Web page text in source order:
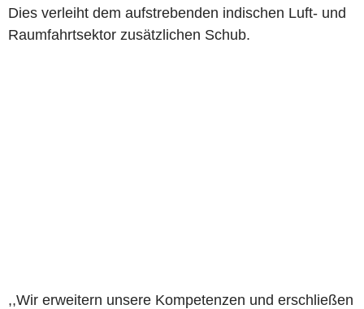
Dies verleiht dem aufstrebenden indischen Luft- und
Raumfahrtsektor zusätzlichen Schub.
,,Wir erweitern unsere Kompetenzen und erschließen